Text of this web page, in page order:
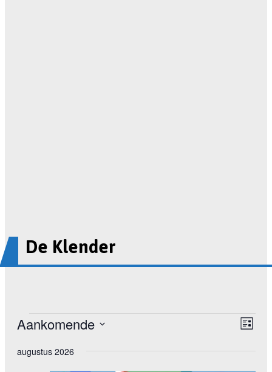
De Klender